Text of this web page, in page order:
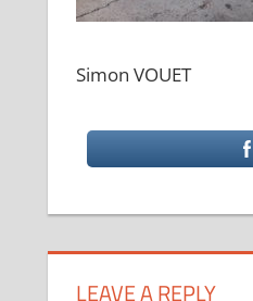
Simon VOUET
LEAVE A REPLY